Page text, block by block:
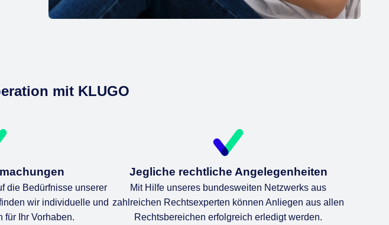
mit KLUGO
die Bedürfnisse unserer
wir individuelle und
für Ihr Vorhaben.
Jegliche rechtliche Angelegenheiten
Mit Hilfe unseres bundesweiten Netzwerks aus
zahlreichen Rechtsexperten können Anliegen aus allen
Rechtsbereichen erfolgreich erledigt werden.